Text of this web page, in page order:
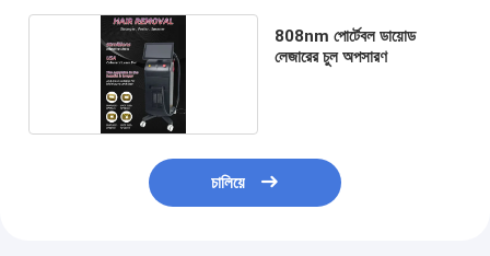
808nm পোর্টেবল ডায়োড
লেজারের চুল অপসারণ
চালিয়ে